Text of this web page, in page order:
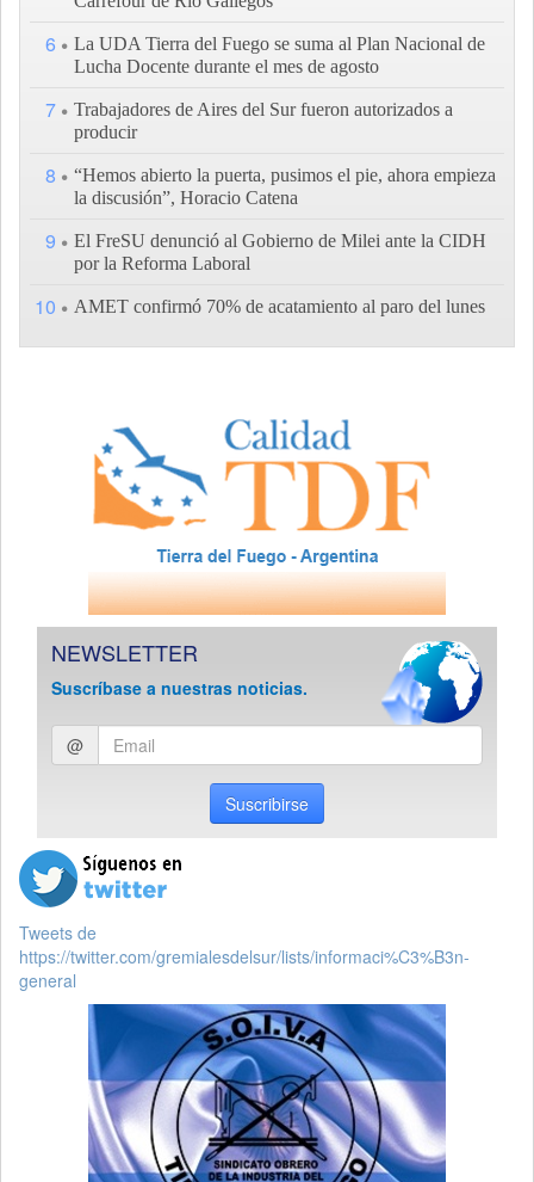
6
La UDA Tierra del Fuego se suma al Plan Nacional de
Lucha Docente durante el mes de agosto
7
Trabajadores de Aires del Sur fueron autorizados a
producir
8
“Hemos abierto la puerta, pusimos el pie, ahora empieza
la discusión”, Horacio Catena
9
El FreSU denunció al Gobierno de Milei ante la CIDH
por la Reforma Laboral
10 AMET confirmó 70% de acatamiento al paro del lunes
NEWSLETTER
Suscríbase a nuestras noticias.
Ingresar
email
@
Suscribirse
Tweets de
https://twitter.com/gremialesdelsur/lists/informaci%C3%B3n-
general